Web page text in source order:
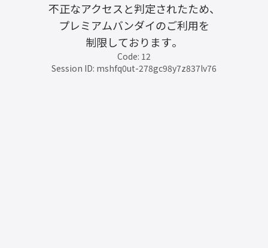
不正なアクセスと判定されたため、
プレミアムバンダイのご利用を
制限しております。
Code: 12
Session ID: mshfq0ut-278gc98y7z837lv76